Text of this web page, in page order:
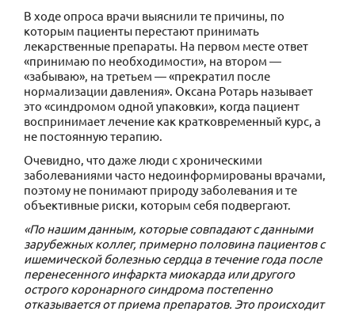
В ходе опроса врачи выяснили те причины, по
которым пациенты перестают принимать
лекарственные препараты. На первом месте ответ
«принимаю по необходимости», на втором —
«забываю», на третьем — «прекратил после
нормализации давления». Оксана Ротарь называет
это «синдромом одной упаковки», когда пациент
воспринимает лечение как кратковременный курс, а
не постоянную терапию.
Очевидно, что даже люди с хроническими
заболеваниями часто недоинформированы врачами,
поэтому не понимают природу заболевания и те
объективные риски, которым себя подвергают.
«По нашим данным, которые совпадают с данными
зарубежных коллег, примерно половина пациентов с
ишемической болезнью сердца в течение года после
перенесенного инфаркта миокарда или другого
острого коронарного синдрома постепенно
отказывается от приема препаратов. Это происходит